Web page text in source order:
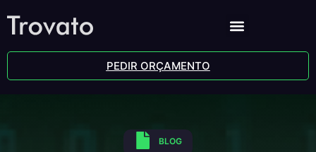
PEDIR ORÇAMENTO
BLOG